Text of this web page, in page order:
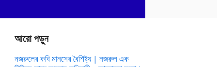
আরো পড়ুন
নজরুলের কবি মানসের বৈশিষ্ট্য | নজরুল এক